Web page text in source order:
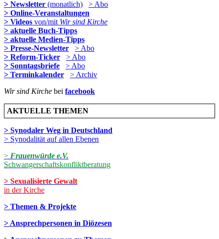
> Newsletter (monatlich)
> Abo
> Online-Veranstaltungen
> Videos von/mit Wir sind Kirche
> aktuelle Buch-Tipps
> aktuelle Medien-Tipps
> Presse-Newsletter
> Abo
> Reform-Ticker
> Abo
> Sonntagsbriefe
> Abo
> Terminkalender
> Archiv
Wir sind Kirche bei facebook
AKTUELLE THEMEN
> Synodaler Weg in Deutschland
> Synodalität auf allen Ebenen
> Frauenwürde e.V.
Schwangerschaftskonfliktberatung
> Sexualisierte Gewalt
in der Kirche
> Themen & Projekte
> Ansprechpersonen in Diözesen